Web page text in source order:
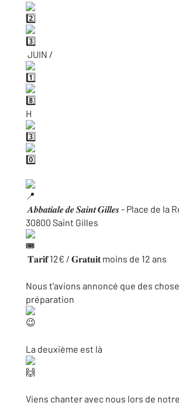
JUIN /
H
𝑨𝒃𝒃𝒂𝒕𝒊𝒂𝒍𝒆 𝒅𝒆 𝑺𝒂𝒊𝒏𝒕 𝑮𝒊𝒍𝒍𝒆𝒔 - Place de la
30800 Saint Gilles
𝐓𝐚𝐫𝐢𝐟 12€ / 𝐆𝐫𝐚𝐭𝐮𝐢𝐭 moins de 12 ans
Nous t'avions annoncé que des
préparation
La deuxième est là
Viens chanter avec nous lors de